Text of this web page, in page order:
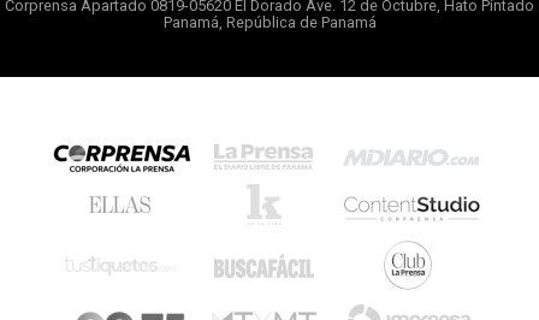
Corprensa Apartado 0819-05620 El Dorado Ave. 12 de Octubre, Hato Pintado
Panamá, República de Panamá